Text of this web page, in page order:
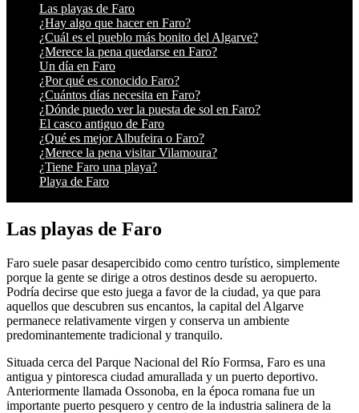
Las playas de Faro
¿Hay algo que hacer en Faro?
¿Cuál es el pueblo más bonito del Algarve?
¿Merece la pena quedarse en Faro?
Un día en Faro
¿Por qué es conocido Faro?
¿Cuántos días necesita en Faro?
¿Dónde puedo ver la puesta de sol en Faro?
El casco antiguo de Faro
¿Qué es mejor Albufeira o Faro?
¿Merece la pena visitar Vilamoura?
¿Tiene Faro una playa?
Playa de Faro
Las playas de Faro
Faro suele pasar desapercibido como centro turístico, simplemente
porque la gente se dirige a otros destinos desde su aeropuerto.
Podría decirse que esto juega a favor de la ciudad, ya que para
aquellos que descubren sus encantos, la capital del Algarve
permanece relativamente virgen y conserva un ambiente
predominantemente tradicional y tranquilo.
Situada cerca del Parque Nacional del Río Formsa, Faro es una
antigua y pintoresca ciudad amurallada y un puerto deportivo.
Anteriormente llamada Ossonoba, en la época romana fue un
importante puerto pesquero y centro de la industria salinera de la